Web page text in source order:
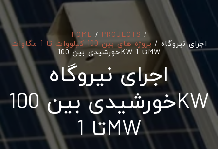
HOME / PROJECTS /
پروژه های بین 100 کیلووات تا 1 مگاوات / اجرای نیروگاه
خورشیدی بین 100KW تا 1MW
اجرای نیروگاه
خورشیدی بین 100KW
تا 1MW